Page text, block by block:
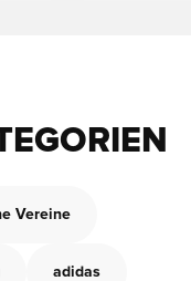
Vereine
adidas